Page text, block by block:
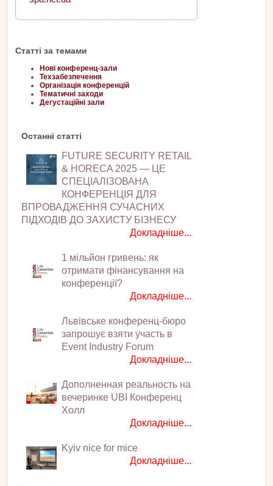
Статті за темами
Нові конференц-зали
Техзабезпечення
Організація конференцій
Тематичні заходи
Дегустаційні зали
Останні статті
FUTURE SECURITY RETAIL
& HORECA 2025 — ЦЕ
СПЕЦІАЛІЗОВАНА
КОНФЕРЕНЦІЯ ДЛЯ
ВПРОВАДЖЕННЯ СУЧАСНИХ
ПІДХОДІВ ДО ЗАХИСТУ БІЗНЕСУ
Докладніше...
1 мільйон гривень: як
отримати фінансування на
конференції?
Докладніше...
Львівське конференц-бюро
запрошує взяти участь в
Event Industry Forum
Докладніше...
Дополненная реальность на
вечеринке UBI Конференц
Холл
Докладніше...
Kyiv nice for mice
Докладніше...